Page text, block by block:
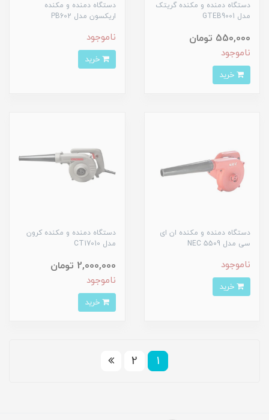
دستگاه دمنده و مکنده گریتک
مدل GTEB9001
550,000 تومان
ناموجود
خرید
دستگاه دمنده و مکنده
اریکسون مدل PB602
ناموجود
خرید
دستگاه دمنده و مکنده ان ای
سی مدل NEC 5509
ناموجود
خرید
دستگاه دمنده و مکنده کرون
مدل CT17010
2,000,000 تومان
ناموجود
خرید
1
2